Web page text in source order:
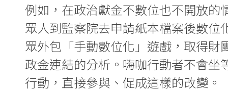
例如，在政治獻金不數位也不開放的
眾人到監察院去申請紙本檔案後數
眾外包「手動數位化」遊戲，取得
政金連結的分析。嗨咖行動者不會坐
行動，直接參與、促成這樣的改變。